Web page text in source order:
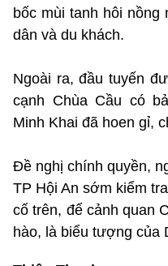
bốc mùi tanh hôi
dân và du khách.
Ngoài ra, đầu tuyến
cạnh Chùa Cầu có
Minh Khai đã hoen gỉ,
Đề nghị chính quyền,
TP Hội An sớm kiểm
cố trên, để cảnh quan
hào, là biểu tượng của